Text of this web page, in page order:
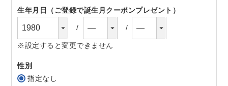
生年月日（ご登録で誕生月クーポンプレゼント）
※設定すると変更できません
性別
指定なし